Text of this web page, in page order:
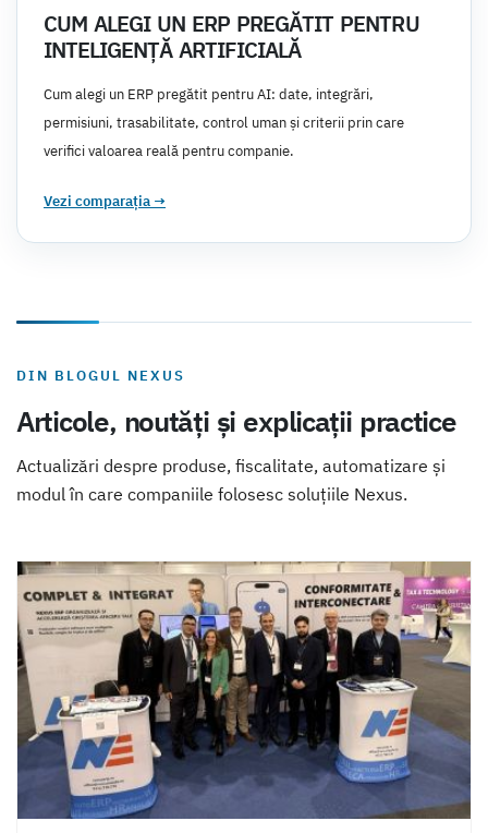
CUM ALEGI UN ERP PREGĂTIT PENTRU
INTELIGENȚĂ ARTIFICIALĂ
Cum alegi un ERP pregătit pentru AI: date, integrări,
permisiuni, trasabilitate, control uman și criterii prin care
verifici valoarea reală pentru companie.
Vezi comparația →
DIN BLOGUL NEXUS
Articole, noutăți și explicații practice
Actualizări despre produse, fiscalitate, automatizare și
modul în care companiile folosesc soluțiile Nexus.